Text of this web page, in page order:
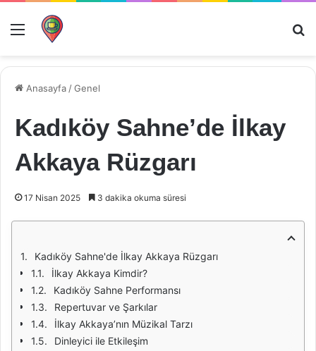
Menü
Anasayfa /Genel
Kadıköy Sahne’de İlkay
Akkaya Rüzgarı
17 Nisan 2025 3 dakika okuma süresi
Kadıköy Sahne'de İlkay Akkaya Rüzgarı
İlkay Akkaya Kimdir?
Kadıköy Sahne Performansı
Repertuvar ve Şarkılar
İlkay Akkaya’nın Müzikal Tarzı
Dinleyici ile Etkileşim